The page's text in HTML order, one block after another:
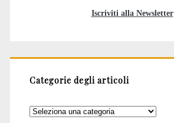
Iscriviti alla Newsletter
Categorie degli articoli
Categorie